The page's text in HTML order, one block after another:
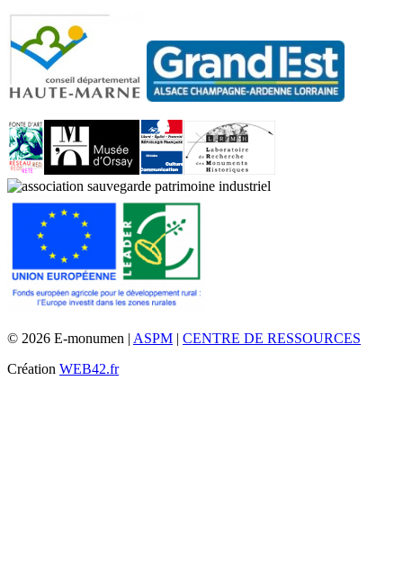
© 2026 E-monumen | ASPM | CENTRE DE RESSOURCES
Création WEB42.fr